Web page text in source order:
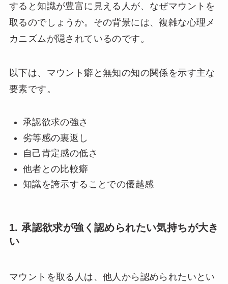
すると知識が豊富に見える人が、なぜマウントを
取るのでしょうか。その背景には、複雑な心理メ
カニズムが隠されているのです。
以下は、マウント癖と無知の知の関係を示す主な
要素です。
承認欲求の強さ
劣等感の裏返し
自己肯定感の低さ
他者との比較癖
知識を誇示することでの優越感
1. 承認欲求が強く認められたい気持ちが大き
い
マウントを取る人は、他人から認められたいとい